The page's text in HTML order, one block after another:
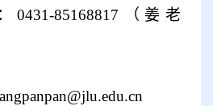
0431-85168817 （ 姜 老
@jlu.edu.cn